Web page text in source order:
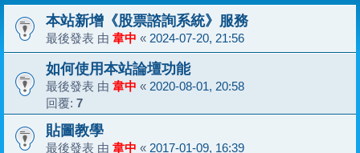
本站新增《股票諮詢系統》服務
最後發表 由 韋中 « 2024-07-20, 21:56
如何使用本站論壇功能
最後發表 由 韋中 « 2020-08-01, 20:58
回覆: 7
貼圖教學
最後發表 由 韋中 « 2017-01-09, 16:39